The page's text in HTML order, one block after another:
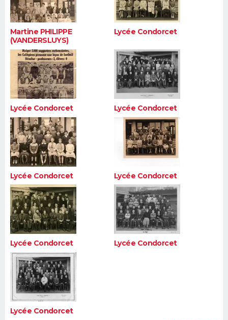
Martine PHILIPPE
(VANDERSLUYS)
Lycée Condorcet
Lycée Condorcet Lycée Condorcet
Lycée Condorcet Lycée Condorcet
Lycée Condorcet Lycée Condorcet
Lycée Condorcet